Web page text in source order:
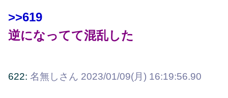
>>619
逆になってて混乱した
622: 名無しさん 2023/01/09(月) 16:19:56.90